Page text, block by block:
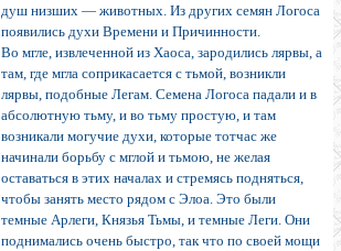
душ низших — животных. Из других семян Логоса
появились духи Времени и Причинности.
Во мгле, извлеченной из Хаоса, зародились лярвы, а
там, где мгла соприкасается с тьмой, возникли
лярвы, подобные Легам. Семена Логоса падали и в
абсолютную тьму, и во тьму простую, и там
возникали могучие духи, которые тотчас же
начинали борьбу с мглой и тьмою, не желая
оставаться в этих началах и стремясь подняться,
чтобы занять место рядом с Элоа. Это были
темные Арлеги, Князья Тьмы, и темные Леги. Они
поднимались очень быстро, так что по своей мощи